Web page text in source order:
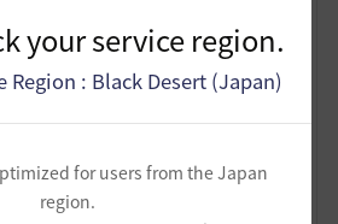
your service region.
Region : Black Desert (Japan)
for users from the Japan
region.
えるため、基本的にはこち